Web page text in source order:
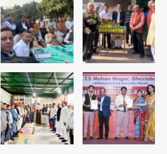
रहे थे
डीएम अस्मिता लाल ने गोद में उठाकर
दिया अपनत्व का सहारा